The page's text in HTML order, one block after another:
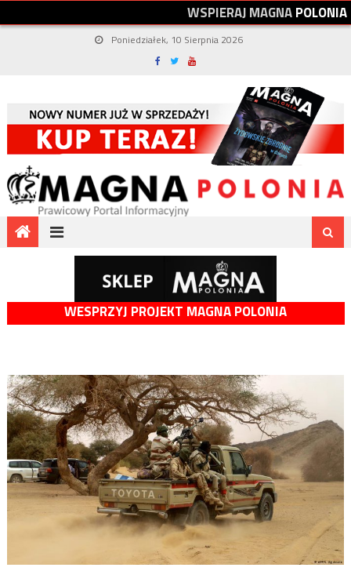
WSPIERAJMAGNAPOLONIA
Poniedziałek, 10 Sierpnia 2026
WESPRZYJ PROJEKT MAGNA POLONIA